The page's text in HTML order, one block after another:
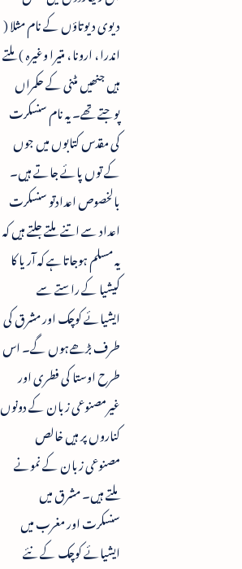
دیوی دیوتاؤں کے نام مثلا (
اندرا ، ارونا ، متیرا وغيرہ ) ملتے
ہیں جنھیں مٹنی کے حکمراں
پوجتے تھے۔ یہ نام سنسکرت
کی مقدس کتابوں میں جوں
کے توں پائے جاتے ہیں۔
بالخصوص اعدادتو سنسکرت
اعداد سے اتنے ملتے جلتے ہیں کہ
یہ مسلم ہوجاتاہے کہ آریا کا
کیشیا کے راستے سے
ایشیائے کوچک اور مشرق کی
طرف بڑھےہوں گے۔ اس
طرح اوستا کی فطری اور
غیرمصنوعی زبان کے دونوں
کناروں پر ہیں خالص
مصنوعی زبان کے نمونے
ملتے ہیں۔ مشرق میں
سنسکرت اور مغرب میں
ایشیائے کوچک کے نئے